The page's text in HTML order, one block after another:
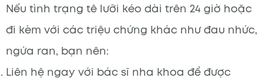
Nếu tình trạng tê lưỡi kéo dài trên 24 giờ hoặc
đi kèm với các triệu chứng khác như đau nhức,
ngứa ran, bạn nên:
Liên hệ ngay với bác sĩ nha khoa để được